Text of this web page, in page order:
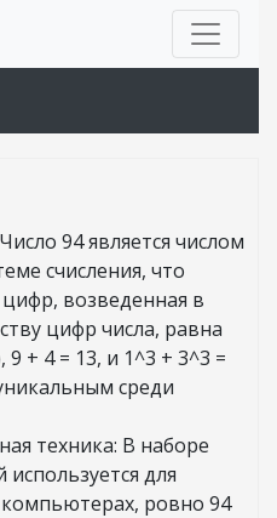
94 является числом
счисления, что
возведенная в
цифр числа, равна
+ 4 = 13, и 1^3 + 3^3 =
среди
техника: В наборе
для
компьютерах, ровно 94